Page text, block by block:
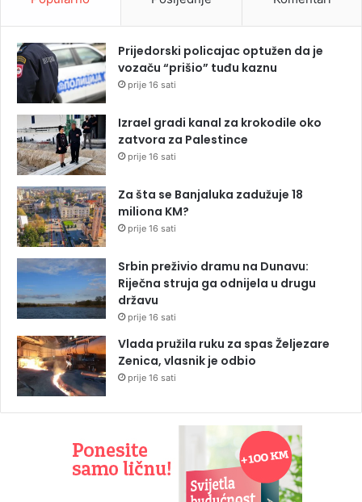
Prijedorski policajac optužen da je
vozaču “prišio” tuđu kaznu
prije 16 sati
Izrael gradi kanal za krokodile oko
zatvora za Palestince
prije 16 sati
Za šta se Banjaluka zadužuje 18
miliona KM?
prije 16 sati
Srbin preživio dramu na Dunavu:
Riječna struja ga odnijela u drugu
državu
prije 16 sati
Vlada pružila ruku za spas Željezare
Zenica, vlasnik je odbio
prije 16 sati